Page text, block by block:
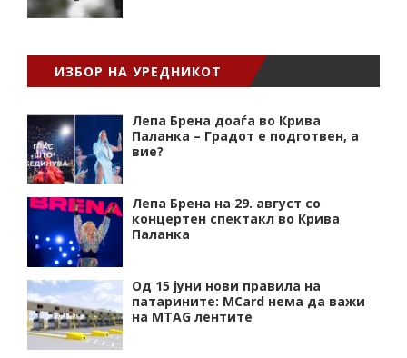
ИЗБОР НА УРЕДНИКОТ
Лепа Брена доаѓа во Крива
Паланка – Градот е подготвен, а
вие?
Лепа Брена на 29. август со
концертен спектакл во Крива
Паланка
Од 15 јуни нови правила на
патарините: MCard нема да важи
на MTAG лентите